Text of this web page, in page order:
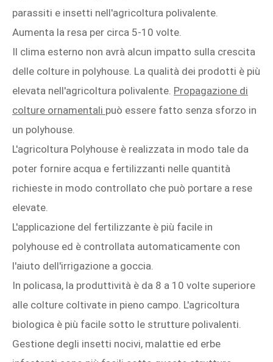
parassiti e insetti nell'agricoltura polivalente.
Aumenta la resa per circa 5-10 volte.
Il clima esterno non avrà alcun impatto sulla crescita
delle colture in polyhouse. La qualità dei prodotti è più
elevata nell'agricoltura polivalente. Propagazione di
colture ornamentali può essere fatto senza sforzo in
un polyhouse.
L'agricoltura Polyhouse è realizzata in modo tale da
poter fornire acqua e fertilizzanti nelle quantità
richieste in modo controllato che può portare a rese
elevate.
L'applicazione del fertilizzante è più facile in
polyhouse ed è controllata automaticamente con
l'aiuto dell'irrigazione a goccia.
In policasa, la produttività è da 8 a 10 volte superiore
alle colture coltivate in pieno campo. L'agricoltura
biologica è più facile sotto le strutture polivalenti.
Gestione degli insetti nocivi, malattie ed erbe